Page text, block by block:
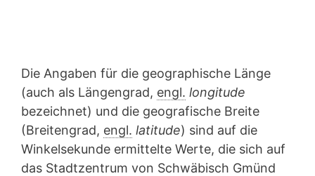
Die Angaben für die geographische Länge
(auch als Längengrad, engl. longitude
bezeichnet) und die geografische Breite
(Breitengrad, engl. latitude) sind auf die
Winkelsekunde ermittelte Werte, die sich auf
das Stadtzentrum von Schwäbisch Gmünd